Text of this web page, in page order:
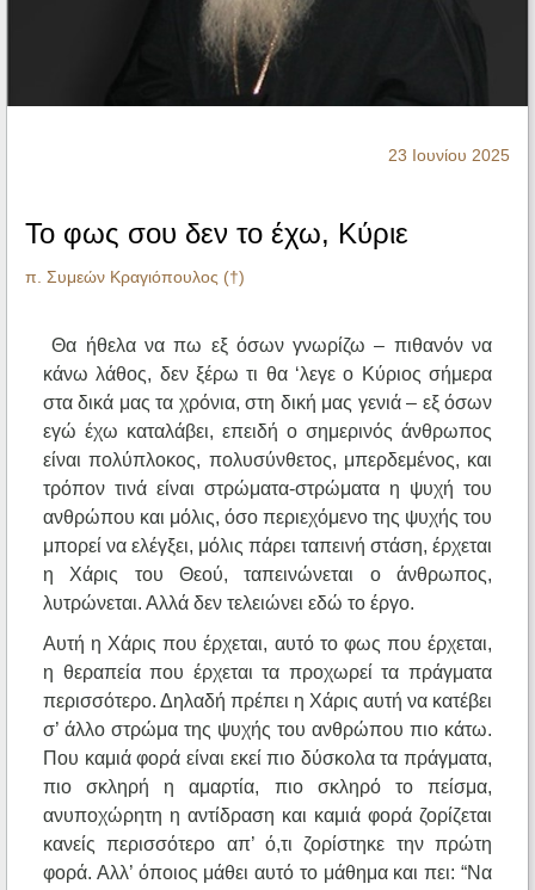
23 Ιουνίου 2025
Το φως σου δεν το έχω, Κύριε
π. Συμεών Κραγιόπουλος (†)
Θα ήθελα να πω εξ όσων γνωρίζω – πιθανόν να
κάνω λάθος, δεν ξέρω τι θα ‘λεγε ο Κύριος σήμερα
στα δικά μας τα χρόνια, στη δική μας γενιά – εξ όσων
εγώ έχω καταλάβει, επειδή ο σημερινός άνθρωπος
είναι πολύπλοκος, πολυσύνθετος, μπερδεμένος, και
τρόπον τινά είναι στρώματα-στρώματα η ψυχή του
ανθρώπου και μόλις, όσο περιεχόμενο της ψυχής του
μπορεί να ελέγξει, μόλις πάρει ταπεινή στάση, έρχεται
η Χάρις του Θεού, ταπεινώνεται ο άνθρωπος,
λυτρώνεται. Αλλά δεν τελειώνει εδώ το έργο.
Αυτή η Χάρις που έρχεται, αυτό το φως που έρχεται,
η θεραπεία που έρχεται τα προχωρεί τα πράγματα
περισσότερο. Δηλαδή πρέπει η Χάρις αυτή να κατέβει
σ’ άλλο στρώμα της ψυχής του ανθρώπου πιο κάτω.
Που καμιά φορά είναι εκεί πιο δύσκολα τα πράγματα,
πιο σκληρή η αμαρτία, πιο σκληρό το πείσμα,
ανυποχώρητη η αντίδραση και καμιά φορά ζορίζεται
κανείς περισσότερο απ’ ό,τι ζορίστηκε την πρώτη
φορά. Αλλ’ όποιος μάθει αυτό το μάθημα και πει: “Να